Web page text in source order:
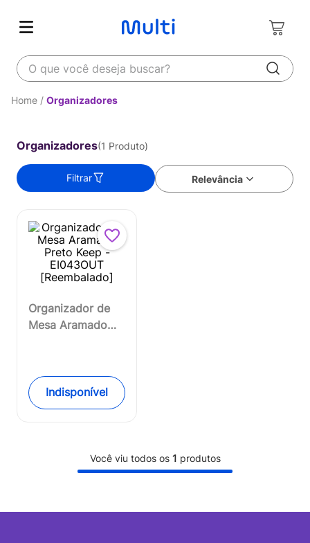
O que você deseja buscar?
Organizadores
Organizadores 1 Produto
Relevância
Filtrar
Organizador de
Mesa Aramado
[Reembalado]
Indisponível
Você viu todos os 1 produtos